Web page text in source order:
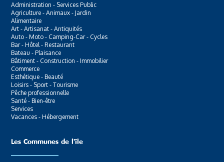
Administration - Services Public
Agriculture - Animaux - Jardin
Alimentaire
Art - Artisanat - Antiquités
Auto - Moto - Camping-Car - Cycles
Bar - Hôtel - Restaurant
Bateau - Plaisance
Bâtiment - Construction - Immobilier
Commerce
Esthétique - Beauté
Loisirs - Sport - Tourisme
Pêche professionnelle
Santé - Bien-être
Services
Vacances - Hébergement
Les Communes de l’ïle